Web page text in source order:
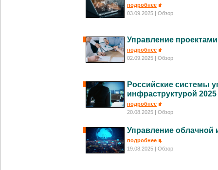
подробнее
03.09.2025
| Обзор
Управление
подробнее
02.09.2025
| Обзор
Российские системы
инфраструктурой 2025
подробнее
20.08.2025
| Обзор
Управление облачной
подробнее
19.08.2025
| Обзор